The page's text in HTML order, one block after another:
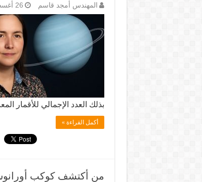
المهندس أمجد قاسم 26 أغسطس، 2025
بذلك العدد الإجمالي للأقمار المعروفة إلى 29.
أكمل القراءة »
من أكتشف كوكب